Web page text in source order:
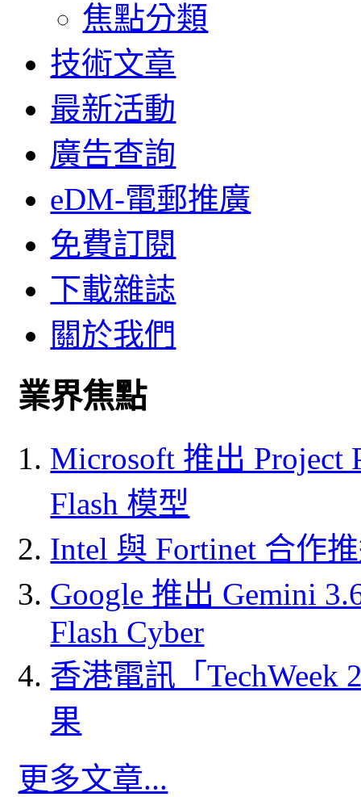
焦點分類
技術文章
最新活動
廣告查詢
eDM-電郵推廣
免費訂閱
下載雜誌
關於我們
業界焦點
Microsoft 推出 Project
Flash 模型
Intel 與 Fortinet 合作
Google 推出 Gemini
Flash Cyber
香港電訊「
果
更多文章...